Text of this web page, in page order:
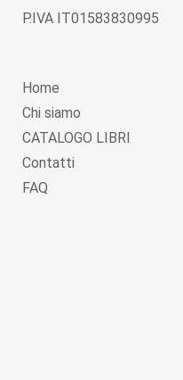
P.IVA IT01583830995
Home
Chi siamo
CATALOGO LIBRI
Contatti
FAQ